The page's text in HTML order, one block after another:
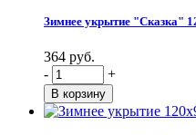
Зимнее укрытие "Сказка"
364 руб.
-
+